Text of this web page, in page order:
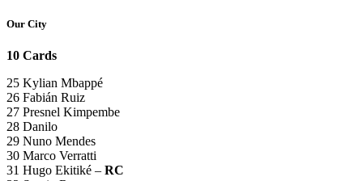
Our City
10 Cards
25 Kylian Mbappé
26 Fabián Ruiz
27 Presnel Kimpembe
28 Danilo
29 Nuno Mendes
30 Marco Verratti
31 Hugo Ekitiké – RC